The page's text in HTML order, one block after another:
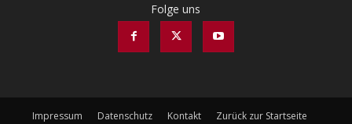
Folge uns
Impressum Datenschutz Kontakt
Zurück zur Startseite